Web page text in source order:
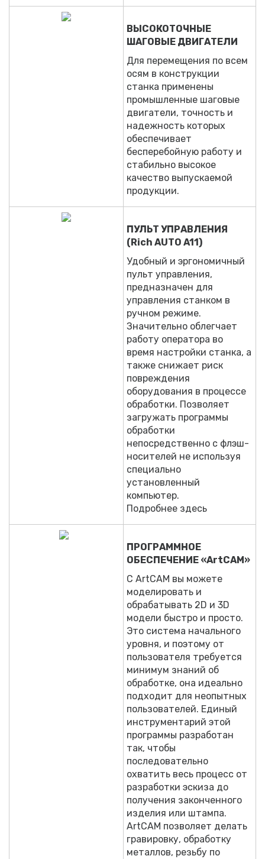
ВЫСОКОТОЧНЫЕ
ШАГОВЫЕ ДВИГАТЕЛИ
Для перемещения по всем
осям в конструкции
станка применены
промышленные шаговые
двигатели, точность и
надежность которых
обеспечивает
бесперебойную работу и
стабильно высокое
качество выпускаемой
продукции.
ПУЛЬТ УПРАВЛЕНИЯ
(Rich AUTO A11)
Удобный и эргономичный
пульт управления,
предназначен для
управления станком в
ручном режиме.
Значительно облегчает
работу оператора во
время настройки станка, а
также снижает риск
повреждения
оборудования в процессе
обработки. Позволяет
загружать программы
обработки
непосредственно с флэш-
носителей не используя
специально
установленный
компьютер.
Подробнее здесь
ПРОГРАММНОЕ
ОБЕСПЕЧЕНИЕ «ArtCAM»
С ArtCAM вы можете
моделировать и
обрабатывать 2D и 3D
модели быстро и просто.
Это система начального
уровня, и поэтому от
пользователя требуется
минимум знаний об
обработке, она идеально
подходит для неопытных
пользователей. Единый
инструментарий этой
программы разработан
так, чтобы
последовательно
охватить весь процесс от
разработки эскиза до
получения законченного
изделия или штампа.
ArtCAM позволяет делать
гравировку, обработку
металлов, резьбу по